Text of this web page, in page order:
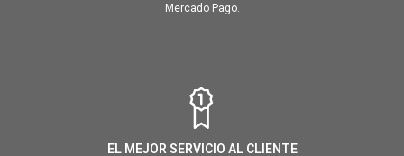
Mercado Pago.
EL MEJOR SERVICIO AL CLIENTE